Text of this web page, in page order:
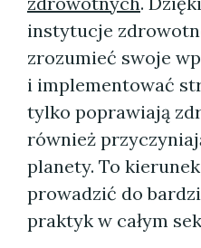
instytucje
zrozumieć swoje
i implementować
tylko poprawiają
również
planety. To
prowadzić do
praktyk w całym